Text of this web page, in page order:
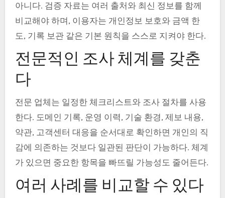
아니다. 검증 자료는 여러 출처와 최신 정보를 함께
비교해야 하며, 이용자는 개인정보 보호와 금액 한
도, 기록 보관 같은 기본 원칙을 스스로 지켜야 한다.
전문적인 조사 체계를 갖춘
다
전문 업체는 일정한 체크리스트와 조사 절차를 사용
한다. 도메인 기록, 운영 이력, 기술 환경, 제보 내용,
약관, 고객센터 대응을 순서대로 확인하면 개인의 직
감에 의존하는 것보다 일관된 판단이 가능하다. 체계
가 있으면 중요한 항목을 빠뜨릴 가능성도 줄어든다.
여러 사례를 비교할 수 있다